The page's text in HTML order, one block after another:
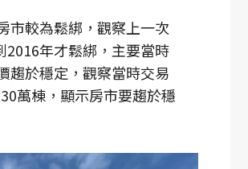
市較為鬆綁，觀察上一次
年才鬆綁，主要當時
趨於穩定，觀察當時交易
萬棟，顯示房市要趨於穩